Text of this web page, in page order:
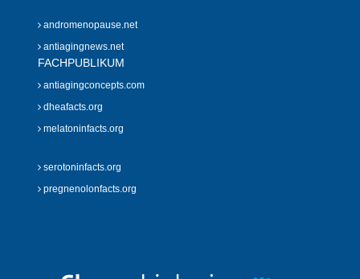
andromenopause.net
antiagingnews.net
FACHPUBLIKUM
antiagingconcepts.com
dheafacts.org
melatoninfacts.org
serotoninfacts.org
pregnenolonfacts.org